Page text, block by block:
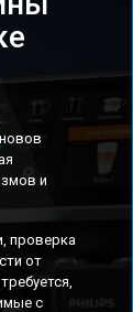
и
проверка
от
с